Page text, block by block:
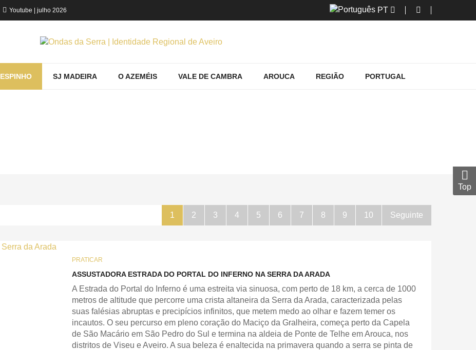
Youtube | julho 2026 PT
ESPINHO SJ MADEIRA O AZEMÉIS VALE DE CAMBRA AROUCA REGIÃO PORTUGAL
1 2 3 4 5 6 7 8 9 10 Seguinte
PRATICAR
ASSUSTADORA ESTRADA DO PORTAL DO INFERNO NA SERRA DA ARADA
A Estrada do Portal do Inferno é uma estreita via sinuosa, com perto de 18 km, a cerca de 1000
metros de altitude que percorre uma crista altaneira da Serra da Arada, caracterizada pelas
suas falésias abruptas e precipícios infinitos, que metem medo ao olhar e fazem temer os
incautos. O seu percurso em pleno coração do Maciço da Gralheira, começa perto da Capela
de São Macário em São Pedro do Sul e termina na aldeia de Ponte de Telhe em Arouca, nos
distritos de Viseu e Aveiro. A sua beleza é enaltecida na primavera quando a serra se pinta de
Top